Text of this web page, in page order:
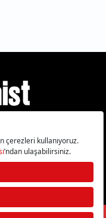
Çerezleri Sıfırla
İletişim